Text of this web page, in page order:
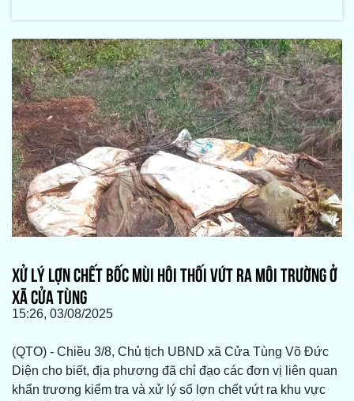
XỬ LÝ LỢN CHẾT BỐC MÙI HÔI THỐI VỨT RA MÔI TRƯỜNG Ở
XÃ CỬA TÙNG
15:26, 03/08/2025
(QTO) - Chiều 3/8, Chủ tịch UBND xã Cửa Tùng Võ Đức
Diện cho biết, địa phương đã chỉ đạo các đơn vị liên quan
khẩn trương kiểm tra và xử lý số lợn chết vứt ra khu vực